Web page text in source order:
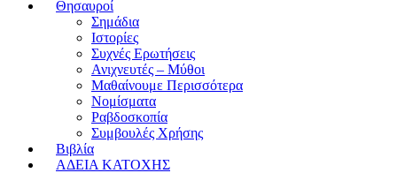
Θησαυροί
Σημάδια
Ιστορίες
Συχνές Ερωτήσεις
Ανιχνευτές – Μύθοι
Μαθαίνουμε Περισσότερα
Νομίσματα
Ραβδοσκοπία
Συμβουλές Χρήσης
Βιβλία
ΑΔΕΙΑ ΚΑΤΟΧΗΣ